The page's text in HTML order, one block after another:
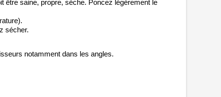
être saine, propre, sèche. Poncez légèrement le
sécher.
notamment dans les angles.